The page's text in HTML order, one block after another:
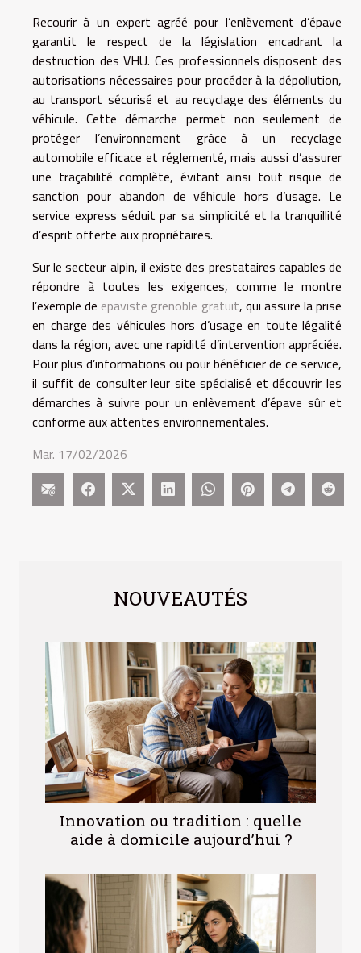
NOUVEAUTÉS
Innovation ou tradition : quelle
aide à domicile aujourd’hui ?
Recourir à un expert agréé pour l’enlèvement d’épave
garantit le respect de la législation encadrant la
destruction des VHU. Ces professionnels disposent des
autorisations nécessaires pour procéder à la dépollution,
au transport sécurisé et au recyclage des éléments du
véhicule. Cette démarche permet non seulement de
protéger l’environnement grâce à un recyclage
automobile efficace et réglementé, mais aussi d’assurer
une traçabilité complète, évitant ainsi tout risque de
sanction pour abandon de véhicule hors d’usage. Le
service express séduit par sa simplicité et la tranquillité
d’esprit offerte aux propriétaires.
Sur le secteur alpin, il existe des prestataires capables de
répondre à toutes les exigences, comme le montre
l’exemple de epaviste grenoble gratuit, qui assure la prise
en charge des véhicules hors d’usage en toute légalité
dans la région, avec une rapidité d’intervention appréciée.
Pour plus d’informations ou pour bénéficier de ce service,
il suffit de consulter leur site spécialisé et découvrir les
démarches à suivre pour un enlèvement d’épave sûr et
conforme aux attentes environnementales.
Mar. 17/02/2026